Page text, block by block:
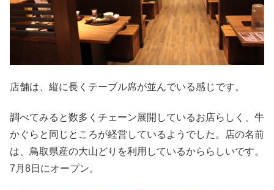
店舗は、縦に長くテーブル席が並んでいる感じです。
調べてみると数多くチェーン展開しているお店らしく、牛
かぐらと同じところが経営しているようでした。店の名前
は、鳥取県産の大山どりを利用しているかららしいです。
7月8日にオープン。